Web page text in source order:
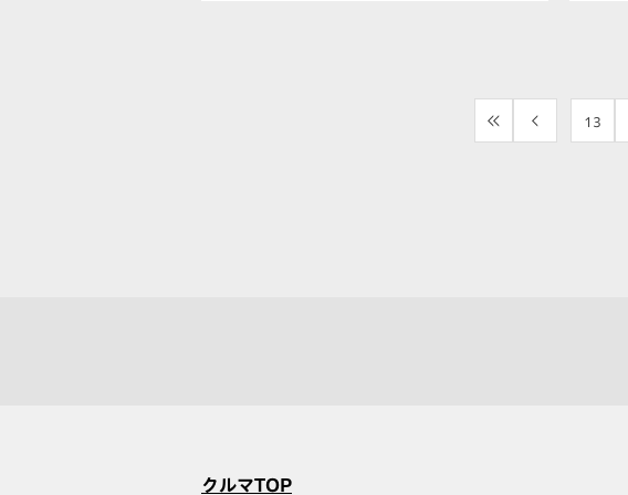
<< < 13
クルマTOP